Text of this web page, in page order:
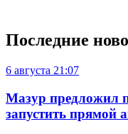
Последние
6 августа 21:07
Мазур предложил
запустить прямой